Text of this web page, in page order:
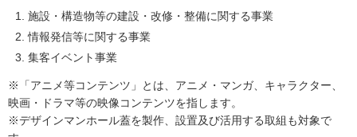
施設・構造物等の建設・改修・整備に関する事業
情報発信等に関する事業
集客イベント事業
※「アニメ等コンテンツ」とは、アニメ・マンガ、キャラクター、
映画・ドラマ等の映像コンテンツを指します。
※デザインマンホール蓋を製作、設置及び活用する取組も対象で